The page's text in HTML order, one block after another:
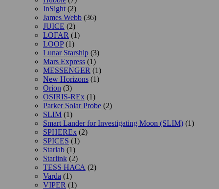
InSight (2)
James Webb (36)
JUICE (2)
LOFAR (1)
LOOP(1)
Lunar Starship (3)
Mars Express (1)
MESSENGER (1)
New Horizons (1)
Orion (3)
OSIRIS-REx (1)
Parker Solar Probe (2)
SLIM (1)
Smart Lander for Investigating Moon (SLIM) (1)
SPHEREx (2)
SPICES (1)
Starlab (1)
Starlink (2)
TESS НАСА (2)
Varda (1)
VIPER (1)